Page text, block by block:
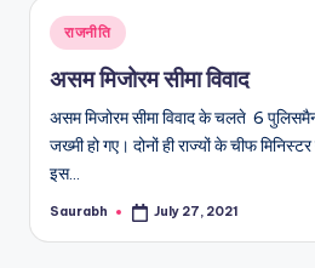
और
विश्व
Posted
in
राजनीति
असम मिजोरम सीमा विवाद
असम मिजोरम सीमा विवाद के चलते 6
जख्मी हो गए। दोनों ही राज्यों के चीफ
इस…
Posted
Saurabh July 27, 2021